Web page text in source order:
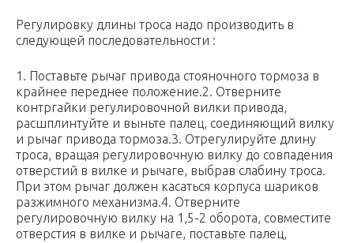
Регулировку длины троса надо производить в
следующей последовательности :
1. Поставьте рычаг привода стояночного тормоза в
крайнее переднее положение.2. Отверните
контргайки регулировочной вилки привода,
расшплинтуйте и выньте палец, соединяющий вилку
и рычаг привода тормоза.3. Отрегулируйте длину
троса, вращая регулировочную вилку до совпадения
отверстий в вилке и рычаге, выбрав слабину троса.
При этом рычаг должен касаться корпуса шариков
разжимного механизма.4. Отверните
регулировочную вилку на 1,5-2 оборота, совместите
отверстия в вилке и рычаге, поставьте палец,